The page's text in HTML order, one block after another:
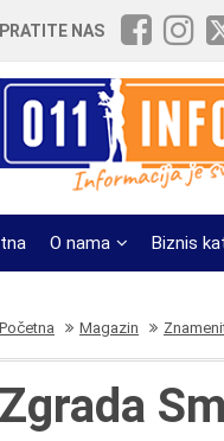
PRATITE NAS
O nama Biznis
Početna Magazin
Zgrada